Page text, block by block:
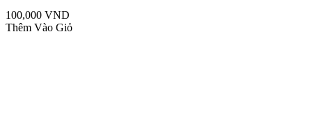
100,000 VND
Thêm Vào Giỏ